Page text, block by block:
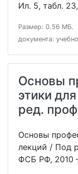
Ил. 5, табл.
Размер: 0.56 МБ.
документа:
Основы
этики
ред.
Основы
лекций / Под
ФСБ РФ, 2010